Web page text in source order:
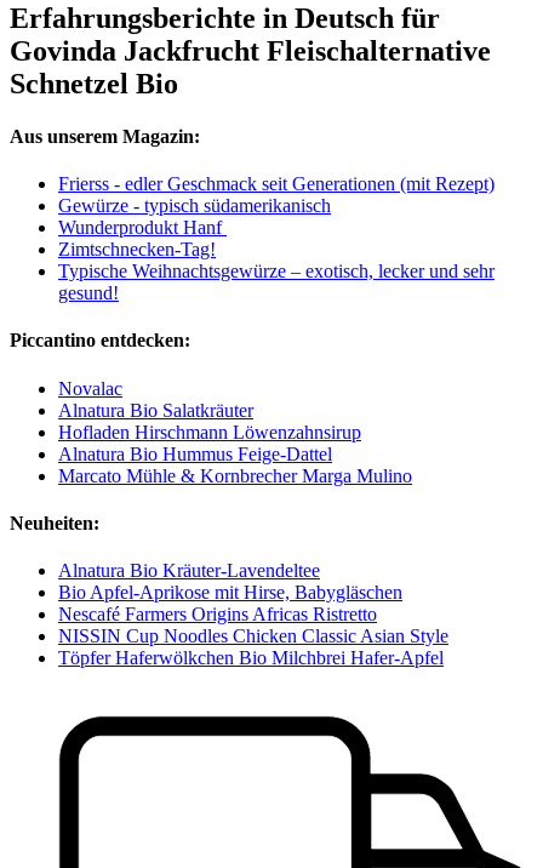
Erfahrungsberichte in Deutsch für
Govinda Jackfrucht Fleischalternative
Schnetzel Bio
Aus unserem Magazin:
Frierss - edler Geschmack seit Generationen (mit Rezept)
Gewürze - typisch südamerikanisch
Wunderprodukt Hanf
Zimtschnecken-Tag!
Typische Weihnachtsgewürze – exotisch, lecker und sehr
gesund!
Piccantino entdecken:
Novalac
Alnatura Bio Salatkräuter
Hofladen Hirschmann Löwenzahnsirup
Alnatura Bio Hummus Feige-Dattel
Marcato Mühle & Kornbrecher Marga Mulino
Neuheiten:
Alnatura Bio Kräuter-Lavendeltee
Bio Apfel-Aprikose mit Hirse, Babygläschen
Nescafé Farmers Origins Africas Ristretto
NISSIN Cup Noodles Chicken Classic Asian Style
Töpfer Haferwölkchen Bio Milchbrei Hafer-Apfel